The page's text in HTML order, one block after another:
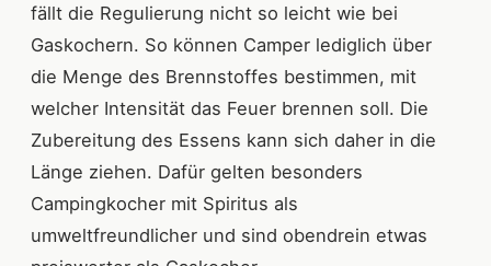
fällt die Regulierung nicht so leicht wie bei
Gaskochern. So können Camper lediglich über
die Menge des Brennstoffes bestimmen, mit
welcher Intensität das Feuer brennen soll. Die
Zubereitung des Essens kann sich daher in die
Länge ziehen. Dafür gelten besonders
Campingkocher mit Spiritus als
umweltfreundlicher und sind obendrein etwas